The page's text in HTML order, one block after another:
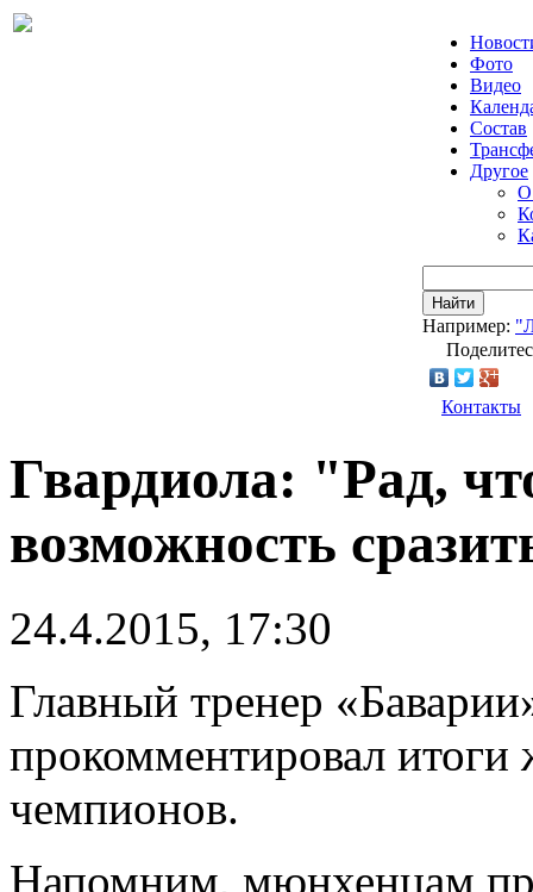
Фото
Видео
Состав
Другое
О
Найти
Например:
Контакты
Гвардиола: "Рад,
возможность
24.4.2015, 17:30
Главный тренер
прокомментировал
чемпионов.
Напомним, мюнхенцам